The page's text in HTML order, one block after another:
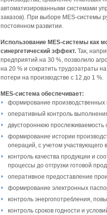
автоматизированными системами
заказов). При выборе MES-системы
постоянном развитии.
Использование MES-системы как
синергетический эффект. Так,
предприятий на 30 %, позволило
на 20 % и сократить трудозатраты
потери на производстве с 12 до 1 %.
MES-система обеспечивает:
формирование производственных
оперативный контроль
двустороннюю прослеживаемость
формирование истории
операций, с учетом участвующего
контроль качества продукции и
процессы до отгрузки готовой
оперативное предоставление
формирование электронных
контроль энергопотребления,
контроль сроков годности и